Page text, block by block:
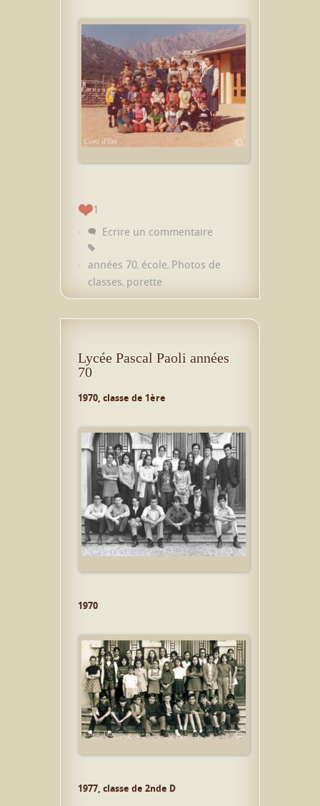
1
Ecrire un commentaire
années 70, école, Photos de
classes, porette
Lycée Pascal Paoli années
70
1970, classe de 1ère
1970
1977, classe de 2nde D